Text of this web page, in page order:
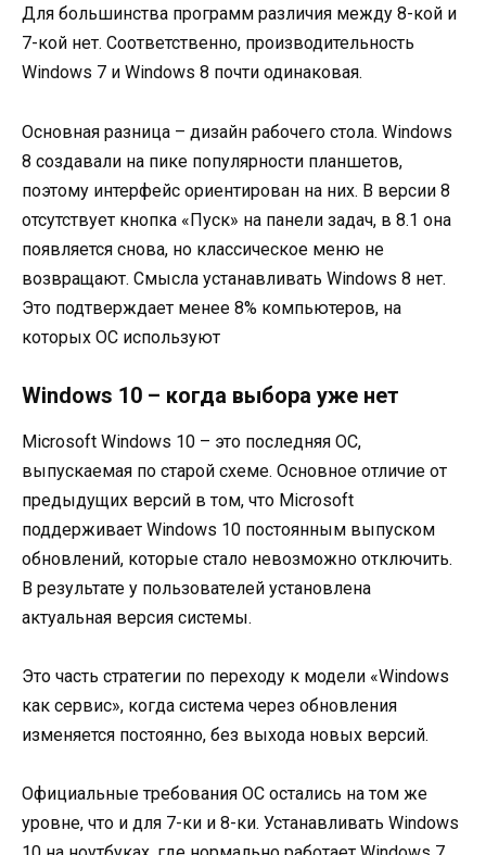
Для большинства программ различия между 8-кой и
7-кой нет. Соответственно, производительность
Windows 7 и Windows 8 почти одинаковая.
Основная разница – дизайн рабочего стола. Windows
8 создавали на пике популярности планшетов,
поэтому интерфейс ориентирован на них. В версии 8
отсутствует кнопка «Пуск» на панели задач, в 8.1 она
появляется снова, но классическое меню не
возвращают. Смысла устанавливать Windows 8 нет.
Это подтверждает менее 8% компьютеров, на
которых ОС используют
Windows 10 – когда выбора уже нет
Microsoft Windows 10 – это последняя ОС,
выпускаемая по старой схеме. Основное отличие от
предыдущих версий в том, что Microsoft
поддерживает Windows 10 постоянным выпуском
обновлений, которые стало невозможно отключить.
В результате у пользователей установлена
актуальная версия системы.
Это часть стратегии по переходу к модели «Windows
как сервис», когда система через обновления
изменяется постоянно, без выхода новых версий.
Официальные требования ОС остались на том же
уровне, что и для 7-ки и 8-ки. Устанавливать Windows